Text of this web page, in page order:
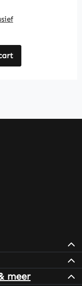
meer